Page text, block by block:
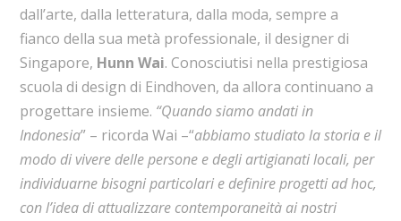
dall’arte, dalla letteratura, dalla moda, sempre a
fianco della sua metà professionale, il designer di
Singapore, Hunn Wai. Conosciutisi nella prestigiosa
scuola di design di Eindhoven, da allora continuano a
progettare insieme. “Quando siamo andati in
Indonesia” – ricorda Wai –“abbiamo studiato la storia e il
modo di vivere delle persone e degli artigianati locali, per
individuarne bisogni particolari e definire progetti ad hoc,
con l’idea di attualizzare contemporaneità ai nostri